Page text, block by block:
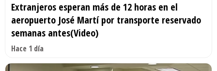
Extranjeros esperan más de 12 horas en el
aeropuerto José Martí por transporte reservado
semanas antes(Video)
Hace 1 día